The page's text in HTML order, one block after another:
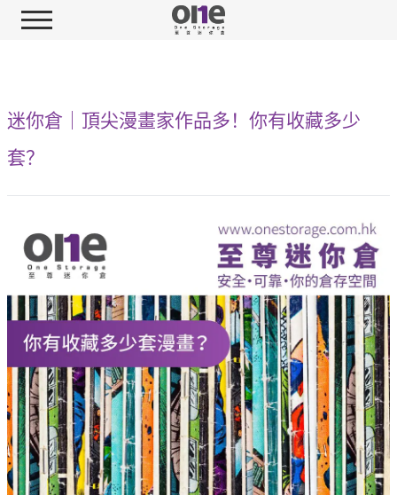
迷你倉｜頂尖漫畫家作品多！你有收藏多少
套？